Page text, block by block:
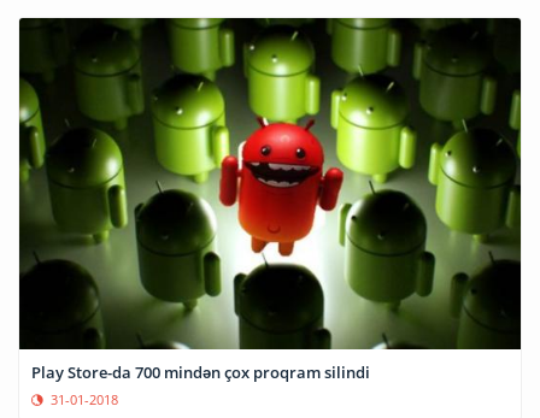
Play Store-da 700 mindən çox proqram silindi
31-01-2018